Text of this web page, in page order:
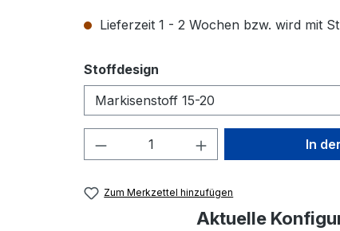
Lieferzeit 1 - 2 Wochen bzw. wird mit
Stoffdesign
Produkt Anzahl: Gib den
In
Zum Merkzettel hinzufügen
Aktuelle